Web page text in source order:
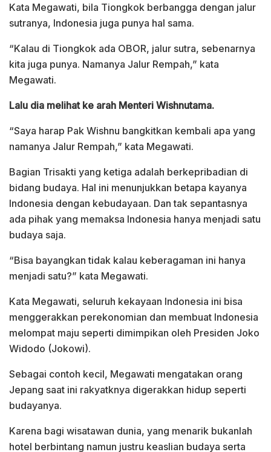
Kata Megawati, bila Tiongkok berbangga dengan jalur
sutranya, Indonesia juga punya hal sama.
“Kalau di Tiongkok ada OBOR, jalur sutra, sebenarnya
kita juga punya. Namanya Jalur Rempah,” kata
Megawati.
Lalu dia melihat ke arah Menteri Wishnutama.
“Saya harap Pak Wishnu bangkitkan kembali apa yang
namanya Jalur Rempah,” kata Megawati.
Bagian Trisakti yang ketiga adalah berkepribadian di
bidang budaya. Hal ini menunjukkan betapa kayanya
Indonesia dengan kebudayaan. Dan tak sepantasnya
ada pihak yang memaksa Indonesia hanya menjadi satu
budaya saja.
“Bisa bayangkan tidak kalau keberagaman ini hanya
menjadi satu?” kata Megawati.
Kata Megawati, seluruh kekayaan Indonesia ini bisa
menggerakkan perekonomian dan membuat Indonesia
melompat maju seperti dimimpikan oleh Presiden Joko
Widodo (Jokowi).
Sebagai contoh kecil, Megawati mengatakan orang
Jepang saat ini rakyatknya digerakkan hidup seperti
budayanya.
Karena bagi wisatawan dunia, yang menarik bukanlah
hotel berbintang namun justru keaslian budaya serta